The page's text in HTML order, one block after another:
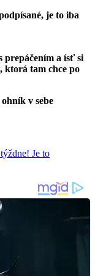
je to iba
prepáčením a ísť si
ktorá tam chce po
v sebe
Je to